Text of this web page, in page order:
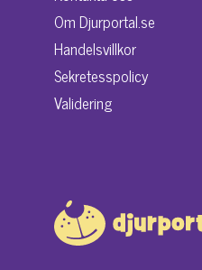
Om Djurportal.se
Handelsvillkor
Sekretesspolicy
Validering